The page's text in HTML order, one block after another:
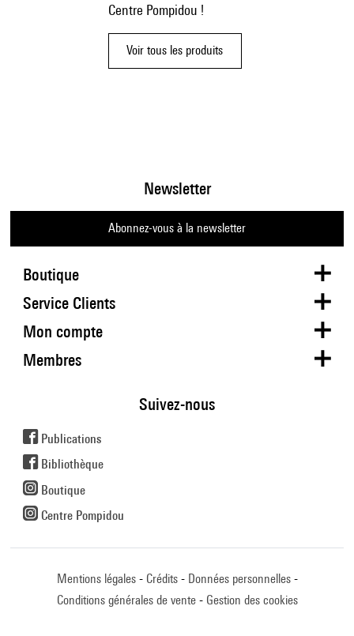
Centre Pompidou !
Voir tous les produits
Boutique
Newsletter
Abonnez-vous à la newsletter
Service Clients
Mon compte
Membres
Suivez-nous
Publications
Bibliothèque
Boutique
Centre Pompidou
Mentions légales Crédits
Données personnelles
Conditions générales de vente
Gestion des cookies